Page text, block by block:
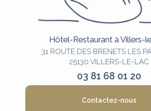
Hôtel-Restaurant à Villers-
31 ROUTE DES BRENETS LES
25130 VILLERS-LE-LAC
03 81 68 01 20
Contactez-nous